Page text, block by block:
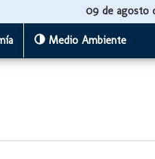
09 de agosto
Medio Ambiente